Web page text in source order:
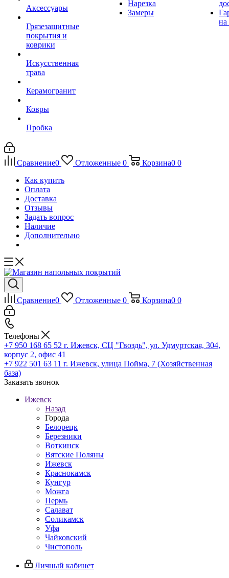
Аксессуары
Грязезащитные
покрытия и
коврики
Искусственная
трава
Керамогранит
Ковры
Пробка
Нарезка
Замеры
на
Сравнение0 Отложенные 0 Корзина0 0
Как купить
Оплата
Доставка
Отзывы
Задать вопрос
Наличие
Дополнительно
Сравнение0 Отложенные 0 Корзина0 0
Телефоны
+7 950 168 65 52 г. Ижевск, СЦ "Гвоздь", ул. Удмуртская, 304,
корпус 2, офис 41
+7 922 501 63 11 г. Ижевск, улица Пойма, 7 (Хозяйственная
база)
Заказать звонок
Ижевск
Назад
Города
Белорецк
Березники
Воткинск
Вятские Поляны
Ижевск
Краснокамск
Кунгур
Можга
Пермь
Салават
Соликамск
Уфа
Чайковский
Чистополь
Личный кабинет